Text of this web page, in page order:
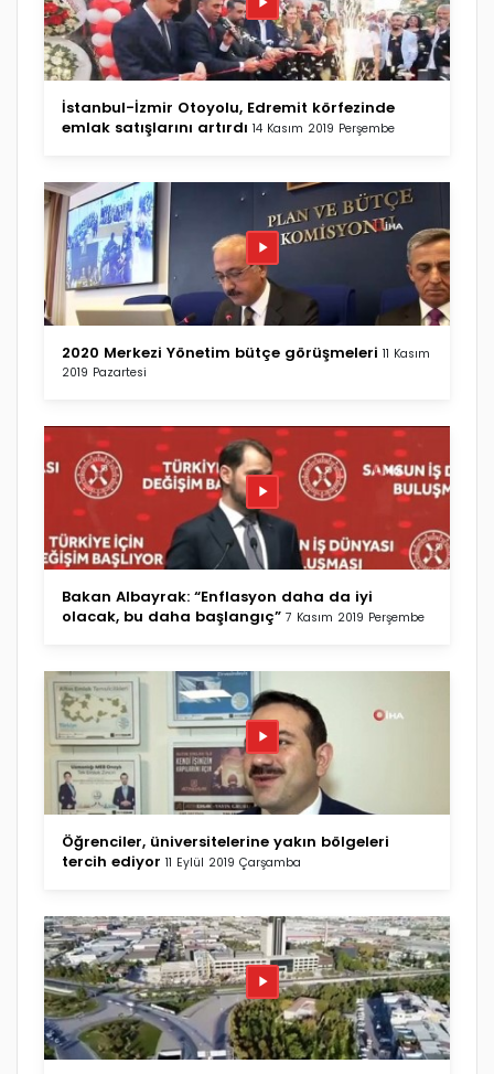
İstanbul-İzmir Otoyolu, Edremit körfezinde
emlak satışlarını artırdı 14 Kasım 2019 Perşembe
2020 Merkezi Yönetim bütçe görüşmeleri 11 Kasım
2019 Pazartesi
Bakan Albayrak: “Enflasyon daha da iyi
olacak, bu daha başlangıç” 7 Kasım 2019 Perşembe
Öğrenciler, üniversitelerine yakın bölgeleri
tercih ediyor 11 Eylül 2019 Çarşamba